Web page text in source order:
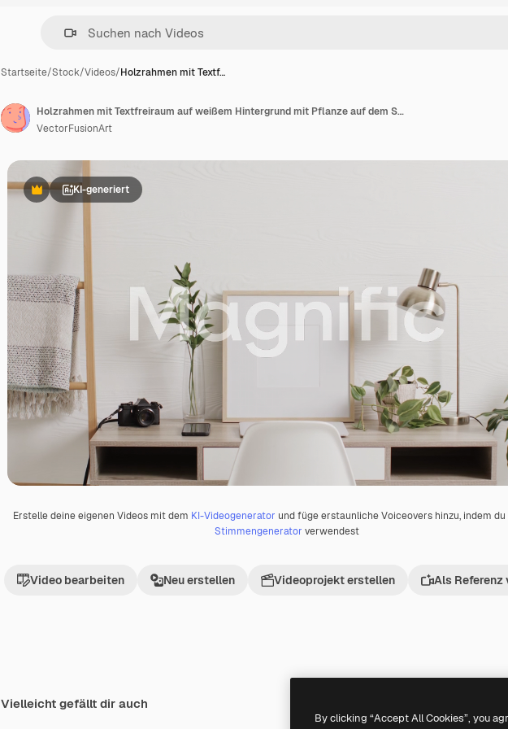
Startseite/Stock/Videos/Holzrahmen mit Textf…
PremiumKI-generiert
Erstelle deine eigenen Videos mit dem KI-Videogenerator und füge erstaunliche Voiceovers hinzu, indem du
Stimmengenerator verwendest
Video bearbeiten Neu erstellen Videoprojekt erstellen Als Referenz
Holzrahmen mit Textfreiraum auf weißem Hintergrund mit Pflanze auf dem Schreibtisch vor weißer Wand
VectorFusionArt
Vielleicht gefällt dir auch
Generiert von KI
By clicking “Accept All Cookies”, you